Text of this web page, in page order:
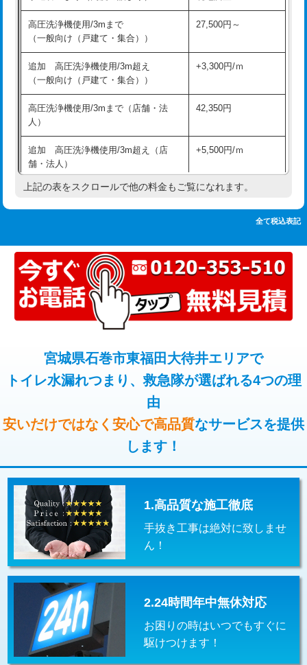
追加人工 16,500円
廃棄・処分 現場見積
※給水管工事は20mmまでの価格です。
持込商品取付（混合水栓）
持込商品取付（浄水器・分岐水栓） 16,500円
業）
排水管工事（追加 排水管工事/3ｍ超
え）
マス交換（土の掘削・埋め戻し作業） 11,000円~
マス交換（深さ50㎝以上） 66,000円
コンクリート斫り（厚さ10㎝まで） 27,500円
コンクリート斫り（厚さ10㎝超え） 38,500円
モルタル補修（厚さ10㎝まで） 27,500円
モルタル補修（厚さ10㎝超え） 38,500円
高圧洗浄機使用/3mまで
（一般向け（戸建て・集合））
27,500円～
追加 高圧洗浄機使用/3m超え
（一般向け（戸建て・集合））
+3,300円/ｍ
高圧洗浄機使用/3mまで（店舗・法
人）
42,350円
追加 高圧洗浄機使用/3m超え（店
舗・法人）
+5,500円/ｍ
高度高圧洗浄換 現地調査
トーラー機使用/3mまで 33,000円
追加トーラー機使用/3m超え +3,300円
カメラ調査 33,000円
止水・漏水調査・防水処理・清掃・修
理・調整・分解・加工など（軽作業）
11,000円
止水・漏水調査・防水処理・清掃・修
理・調整・分解・加工など（中作業）
止水・漏水調査・防水処理・清掃・修
その他部品の脱着
交換・取付（タンク） 22,000円+材料費
交換・取付(単水栓（壁付・デッキ
式）)
交換・取付(混合水栓（壁付・デッキ
式・ワンホール）)
交換・取付(排水栓・排水トラップ
（P/S/ポップアップ））
22,000円+材料費
上記の表をスクロールで他の料金もご覧になれます。
全て税込表記
宮城県石巻市東福田大待井エリアで
トイレ水漏れつまり、救急隊が選ばれる4つの理
由
安いだけではなく安心で高品質なサービスを提供
します！
1.高品質な施工徹底
手抜き工事は絶対に致しませ
ん！
2.24時間年中無休対応
お困りの時はいつでもすぐに
駆けつけます！